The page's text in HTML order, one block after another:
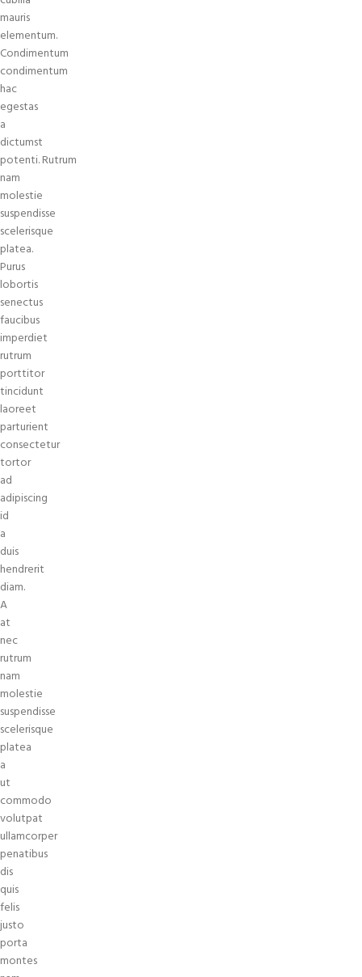
mauris
elementum.
Condimentum
condimentum
hac
egestas
a
dictumst
potenti. Rutrum
nam
molestie
suspendisse
scelerisque
platea.
Purus
lobortis
senectus
faucibus
imperdiet
rutrum
porttitor
tincidunt
laoreet
parturient
consectetur
tortor
ad
adipiscing
id
a
duis
hendrerit
diam.
A
at
nec
rutrum
nam
molestie
suspendisse
scelerisque
platea
a
ut
commodo
volutpat
ullamcorper
penatibus
dis
quis
felis
justo
porta
montes